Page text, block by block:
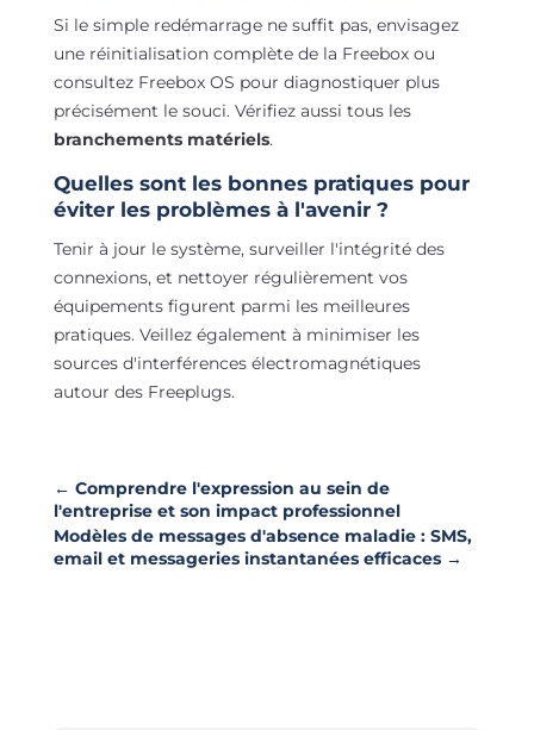
Si le simple redémarrage ne suffit pas, envisagez
une réinitialisation complète de la Freebox ou
consultez Freebox OS pour diagnostiquer plus
précisément le souci. Vérifiez aussi tous les
branchements matériels.
Quelles sont les bonnes pratiques pour
éviter les problèmes à l'avenir ?
Tenir à jour le système, surveiller l'intégrité des
connexions, et nettoyer régulièrement vos
équipements figurent parmi les meilleures
pratiques. Veillez également à minimiser les
sources d'interférences électromagnétiques
autour des Freeplugs.
← Comprendre l'expression au sein de
l'entreprise et son impact professionnel
Modèles de messages d'absence maladie : SMS,
email et messageries instantanées efficaces→